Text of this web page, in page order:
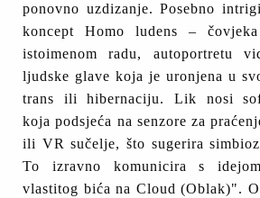
ponovno uzdizanje. Posebno
koncept Homo ludens –
istoimenom radu, autoportretu
ljudske glave koja je uronjena u
trans ili hibernaciju. Lik nosi
koja podsjeća na senzore za
ili VR sučelje, što sugerira
To izravno komunicira s
vlastitog bića na Cloud (Oblak)".